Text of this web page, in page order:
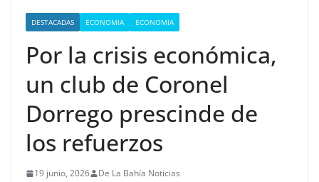
DESTACADAS ECONOMIA ECONOMIA
Por la crisis económica,
un club de Coronel
Dorrego prescinde de
los refuerzos
19 junio, 2026 De La Bahía Noticias